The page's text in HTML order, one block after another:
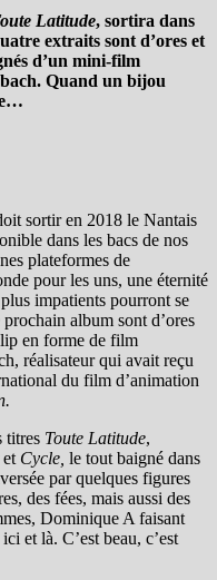
Latitude, sortira dans
extraits sont d’ores et
d’un mini-film
Quand un bijou
sortir en 2018 le Nantais
dans les bacs de nos
plateformes de
pour les uns, une éternité
impatients pourront se
album sont d’ores
en forme de film
réalisateur qui avait reçu
du film d’animation
titres Toute Latitude,
et Cycle, le tout baigné dans
par quelques figures
des fées, mais aussi des
Dominique A faisant
et là. C’est beau, c’est